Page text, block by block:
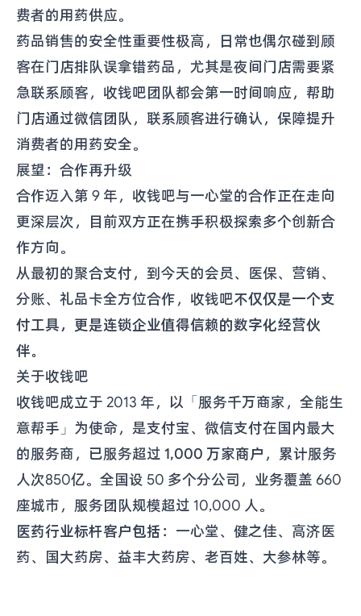
费者的用药供应。
药品销售的安全性重要性极高，日常也偶尔碰到顾
客在门店排队误拿错药品，尤其是夜间门店需要紧
急联系顾客，收钱吧团队都会第一时间响应，帮助
门店通过微信团队，联系顾客进行确认，保障提升
消费者的用药安全。
展望：合作再升级
合作迈入第 9 年，收钱吧与一心堂的合作正在走向
更深层次，目前双方正在携手积极探索多个创新合
作方向。
从最初的聚合支付，到今天的会员、医保、营销、
分账、礼品卡全方位合作，收钱吧不仅仅是一个支
付工具，更是连锁企业值得信赖的数字化经营伙
伴。
关于收钱吧
收钱吧成立于 2013 年，以「服务千万商家，全能生
意帮手」为使命，是支付宝、微信支付在国内最大
的服务商，已服务超过 1,000 万家商户 ，累计服务
人次850亿。全国设 50 多个分公司，业务覆盖 660
座城市，服务团队规模超过 10,000 人。
医药行业标杆客户包括：一心堂、健之佳、高济医
药、国大药房、益丰大药房、老百姓、大参林等。